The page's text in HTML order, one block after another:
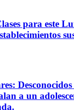
para este
a un